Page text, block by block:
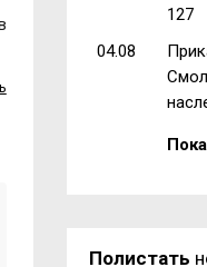
127
04.08
Полистать